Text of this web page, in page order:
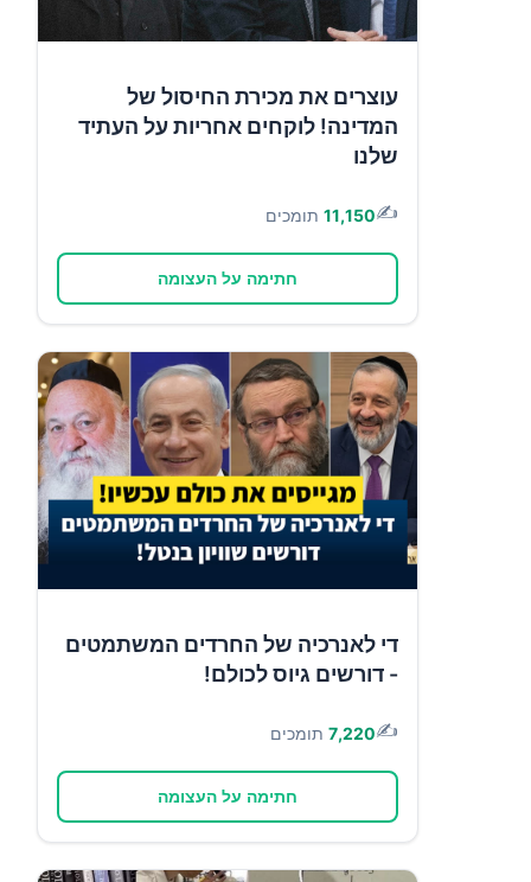
עוצרים את מכירת החיסול של
המדינה! לוקחים אחריות על העתיד
שלנו
✍️
11,150 תומכים
חתימה על העצומה
די לאנרכיה של החרדים המשתמטים
- דורשים גיוס לכולם!
✍️
7,220 תומכים
חתימה על העצומה